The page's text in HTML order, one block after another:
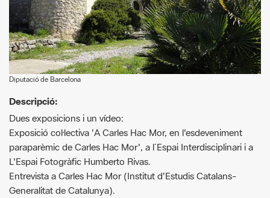
Diputació de Barcelona
Descripció:
Exposició col·lectiva 'A Carles Hac Mor, en l'esdeveniment
paraparèmic de Carles Hac Mor', a l´Espai Interdisciplinari i a
L'Espai Fotogràfic Humberto Rivas.
Entrevista a Carles Hac Mor (Institut d'Estudis Catalans-
Generalitat de Catalunya).
Requisitos actividad:
No es permet entrar amb gossos.